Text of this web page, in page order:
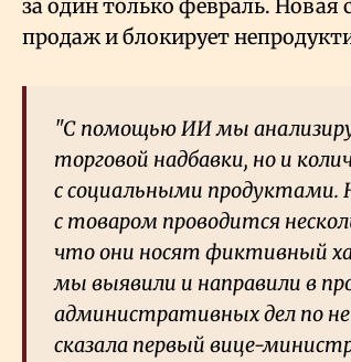
за один только февраль. Новая
продаж и блокирует
"С помощью ИИ мы
торговой надбавки, но и
с социальными продуктами.
с товаром проводится
что они носят фиктивный
мы выявили и направили в
административных дел по
сказала первый вице-